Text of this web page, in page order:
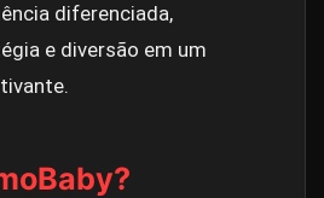
diferenciada,
e diversão em um